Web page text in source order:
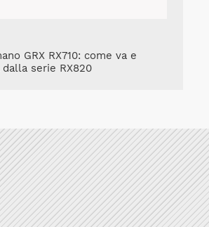
GRX RX710: come va e
dalla serie RX820